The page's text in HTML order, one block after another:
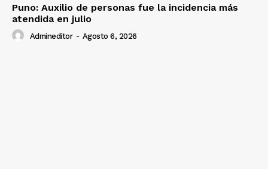
Puno: Auxilio de personas fue la incidencia más
atendida en julio
Admineditor - Agosto 6, 2026